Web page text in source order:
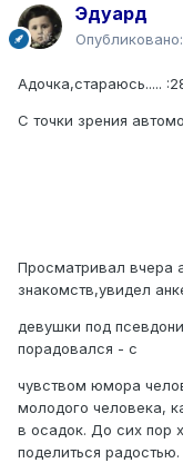
Эдуард
Опубликовано:
Адочка,стараюсь.....
С точки зрения
Просматривал вчера
знакомств,увидел
девушки под
порадовался - с
чувством юмора
молодого человека,
в осадок. До сих пор
поделиться радостью.